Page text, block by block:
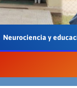
enseñar con